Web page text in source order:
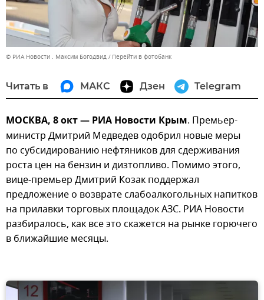
© РИА Новости . Максим Богодвид Перейти в фотобанк
Читать в МАКС Дзен Telegram
МОСКВА, 8 окт — РИА Новости Крым. Премьер-
министр Дмитрий Медведев одобрил новые меры
по субсидированию нефтяников для сдерживания
роста цен на бензин и дизтопливо. Помимо этого,
вице-премьер Дмитрий Козак поддержал
предложение о возврате слабоалкогольных напитков
на прилавки торговых площадок АЗС. РИА Новости
разбиралось, как все это скажется на рынке горючего
в ближайшие месяцы.